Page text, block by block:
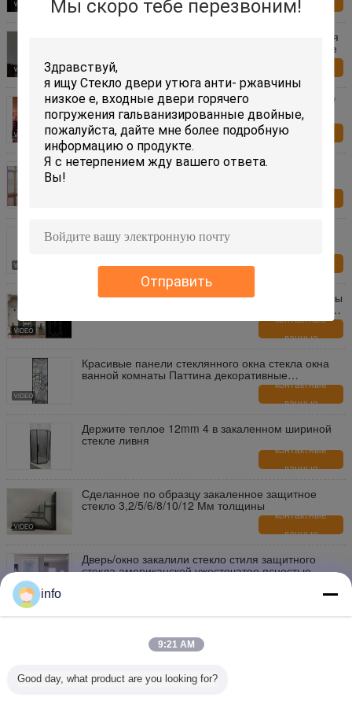
Мы скоро тебе перезвоним!
Отправить
данные
22"» безопасность шторок дюйма *64 внутренняя
стеклянная закалило стекло энергосберегающее
Звук внутренних шторок внутренние стеклянные/
жара - изолировать энергосберегающий
контактные
Звук картины шторок Виндовс внутренние
5mm ужесточатый ливень закалил стеклянный
современный стиль
Стекло окна ванной комнаты визуальной текстуры
декоративное, изготовленное на заказ стеклянное
окно обшивает панелями невыясненностьконтактные
данные
Красивые панели стеклянного окна стекла окна
ванной комнаты Паттина декоративные
контактные
данные
Держите теплое 12mm 4 в закаленном шириной
стекле ливня
контактные
данные
Сделанное по образцу закаленное защитное
стекло 3,2/5/6/8/10/12 Мм толщины
контактные
данные
Дверь/окно закалили стекло стиля защитного
стекла американской ужесточатое ясностью
закаленное ясностью 250 градусов термального
Художественное закаленное защитное стекло
info
9:21 AM
Good day, what product are you looking for?